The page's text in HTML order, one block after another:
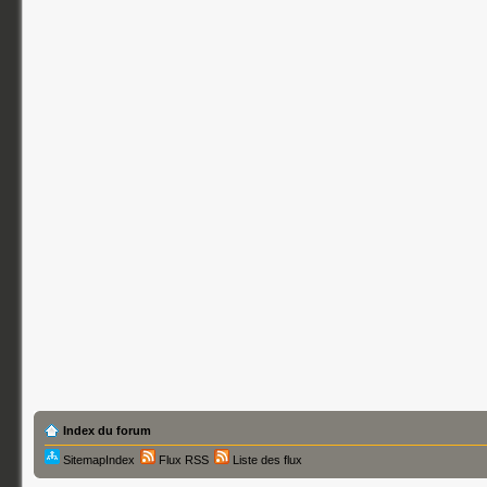
Index du forum
SitemapIndex Flux RSS Liste des flux